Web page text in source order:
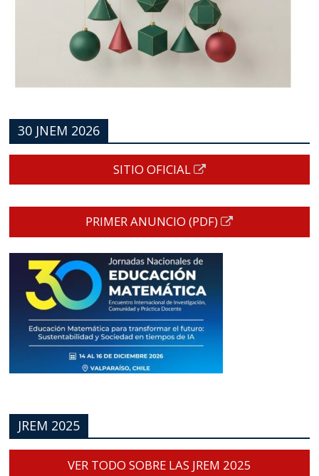
30 JNEM 2026
SITIO OFICIAL
PRIMER ANUNCIO (PDF)
JREM 2025
VER TODO SOBRE LAS JREM 2025